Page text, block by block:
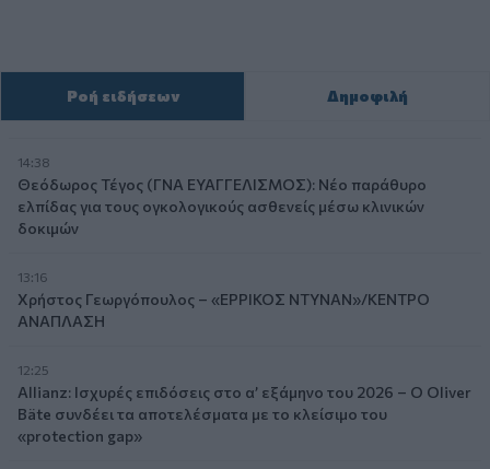
Ροή ειδήσεων Δημοφιλή
14:38
Θεόδωρος Τέγος (ΓΝΑ ΕΥΑΓΓΕΛΙΣΜΟΣ): Νέο παράθυρο
ελπίδας για τους ογκολογικούς ασθενείς μέσω κλινικών
δοκιμών
13:16
Χρήστος Γεωργόπουλος – «ΕΡΡΙΚΟΣ ΝΤΥΝΑΝ»/ΚΕΝΤΡΟ
ΑΝΑΠΛΑΣΗ
12:25
Allianz: Ισχυρές επιδόσεις στο α’ εξάμηνο του 2026 – Ο Oliver
Bäte συνδέει τα αποτελέσματα με το κλείσιμο του
«protection gap»